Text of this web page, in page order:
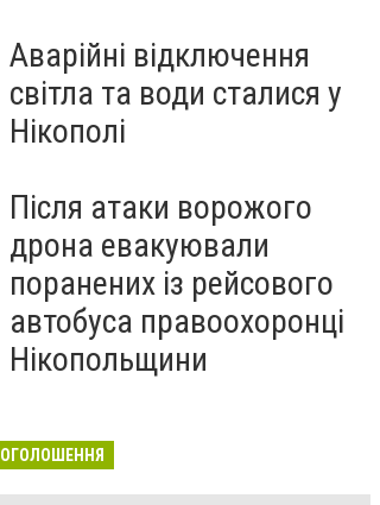
Аварійні відключення
світла та води сталися у
Нікополі
Після атаки ворожого
дрона евакуювали
поранених із рейсового
автобуса правоохоронці
Нікопольщини
ОГОЛОШЕННЯ